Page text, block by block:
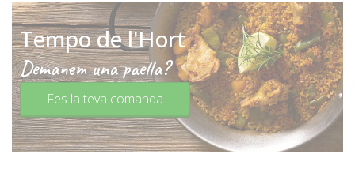
Tempo de l'Hort
Demanem una paella?
Fes la teva comanda